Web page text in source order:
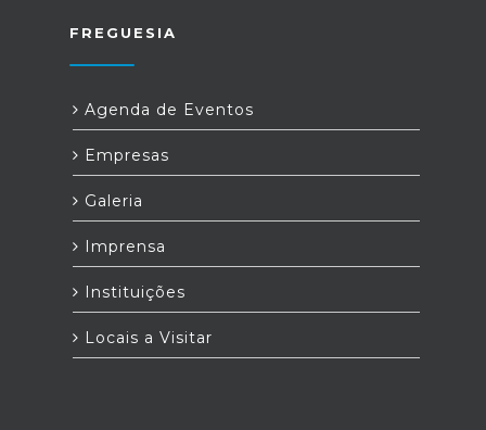
FREGUESIA
Agenda de Eventos
Empresas
Galeria
Imprensa
Instituições
Locais a Visitar